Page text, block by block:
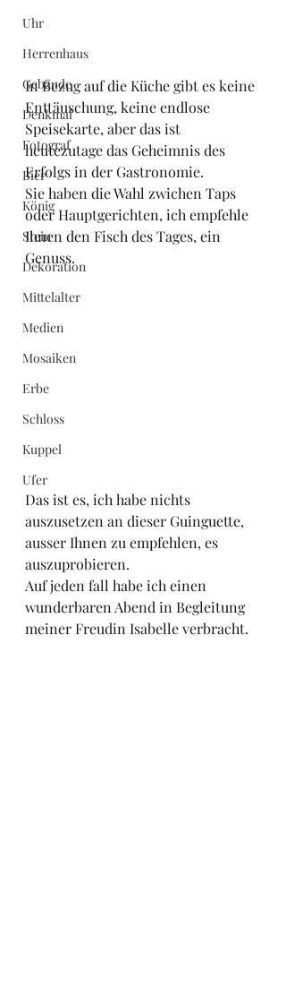
Uhr
Herrenhaus
Gebäude
Denkmal
Fotograf
Bier
König
Stein
Dekoration
Mittelalter
Medien
Mosaiken
Erbe
Schloss
Kuppel
Ufer
In Bezug auf die Küche gibt es keine
Enttäuschung, keine endlose
Speisekarte, aber das ist
heutezutage das Geheimnis des
Erfolgs in der Gastronomie.
Sie haben die Wahl zwichen Taps
oder Hauptgerichten, ich empfehle
Ihnen den Fisch des Tages, ein
Genuss.
Das ist es, ich habe nichts
auszusetzen an dieser Guinguette,
ausser Ihnen zu empfehlen, es
auszuprobieren.
Auf jeden fall habe ich einen
wunderbaren Abend in Begleitung
meiner Freudin Isabelle verbracht.